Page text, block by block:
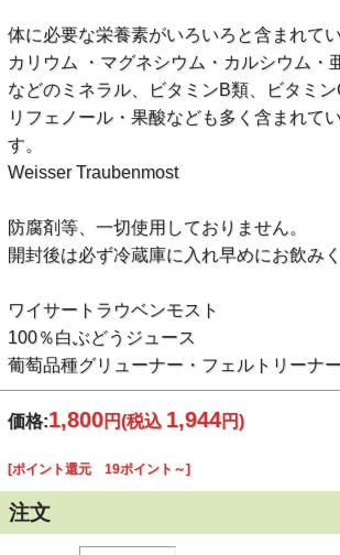
体に必要な栄養素がいろいろと含まれてい
カリウム ・マグネシウム・カルシウム・
などのミネラル、ビタミンB類、ビタミ
リフェノール・果酸なども多く含まれて
す。
Weisser Traubenmost
防腐剤等、一切使用しておりません。
開封後は必ず冷蔵庫に入れ早めにお飲みく
ワイサートラウベンモスト
100％白ぶどうジュース
葡萄品種グリューナー・フェルトリーナ
価格:1,800円(税込 1,944円)
[ポイント還元 19ポイント～]
注文